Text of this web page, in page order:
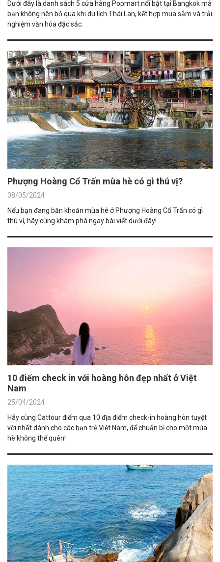
Dưới đây là danh sách 5 cửa hàng Popmart nổi bật tại Bangkok mà
bạn không nên bỏ qua khi du lịch Thái Lan, kết hợp mua sắm và trải
nghiệm văn hóa đặc sắc.
Phượng Hoàng Cổ Trấn mùa hè có gì thú vị?
08/05/2024
Nếu bạn đang băn khoăn mùa hè ở Phượng Hoàng Cổ Trấn có gì
thú vị, hãy cùng khám phá ngay bài viết dưới đây!
10 điểm check in với hoàng hôn đẹp nhất ở Việt
Nam
25/04/2024
Hãy cùng Cattour điểm qua 10 địa điểm check-in hoàng hôn tuyệt
vời nhất dành cho các bạn trẻ Việt Nam, để chuẩn bị cho một mùa
hè không thể quên!